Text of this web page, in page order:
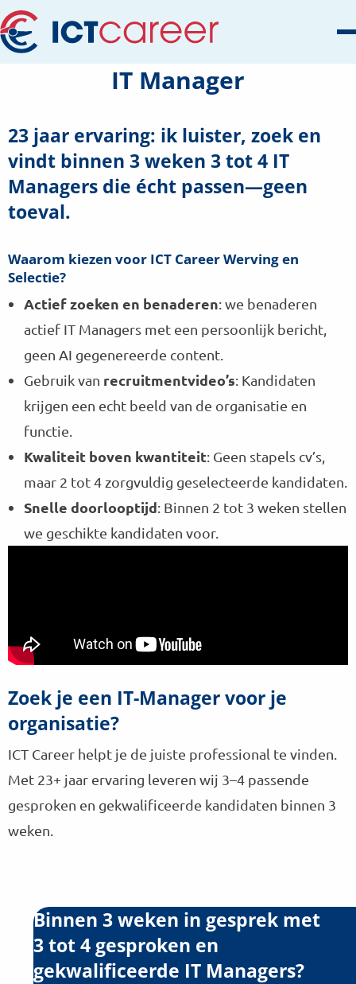
IT Manager
23 jaar ervaring: ik luister, zoek en
vindt binnen 3 weken 3 tot 4 IT
Managers die écht passen—geen
toeval.
Waarom kiezen voor ICT Career Werving en
Selectie?
Actief zoeken en benaderen: we benaderen
actief IT Managers met een persoonlijk bericht,
geen AI gegenereerde content.
Gebruik van recruitmentvideo’s: Kandidaten
krijgen een echt beeld van de organisatie en
functie.
Kwaliteit boven kwantiteit: Geen stapels cv’s,
maar 2 tot 4 zorgvuldig geselecteerde kandidaten.
Snelle doorlooptijd: Binnen 2 tot 3 weken stellen
we geschikte kandidaten voor.
Zoek je een IT-Manager voor je
organisatie?
ICT Career helpt je de juiste professional te vinden.
Met 23+ jaar ervaring leveren wij 3–4 passende
gesproken en gekwalificeerde kandidaten binnen 3
weken.
Binnen 3 weken in gesprek met
3 tot 4 gesproken en
gekwalificeerde IT Managers?